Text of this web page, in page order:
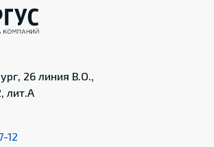
26 линия В.О.,
лит.А
12